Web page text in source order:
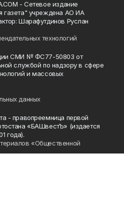
- Сетевое издание
газета" учреждена АО ИА
Шарафутдинов Руслан
технологий
СМИ № ФС77-50803 от
службой по надзору в сфере
и массовых
данных
- правопреемница первой
«БАШвестЪ» (издается
года).
«Общественной